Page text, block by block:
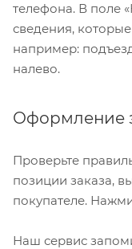
телефона. В поле
сведения,
например:
налево.
Оформление
Проверьте
позиции заказа,
покупателе.
Наш сервис